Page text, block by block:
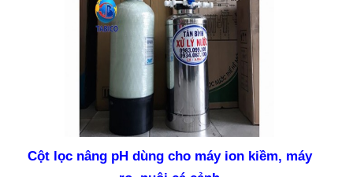
Cột lọc nâng pH dùng cho máy ion kiềm, máy